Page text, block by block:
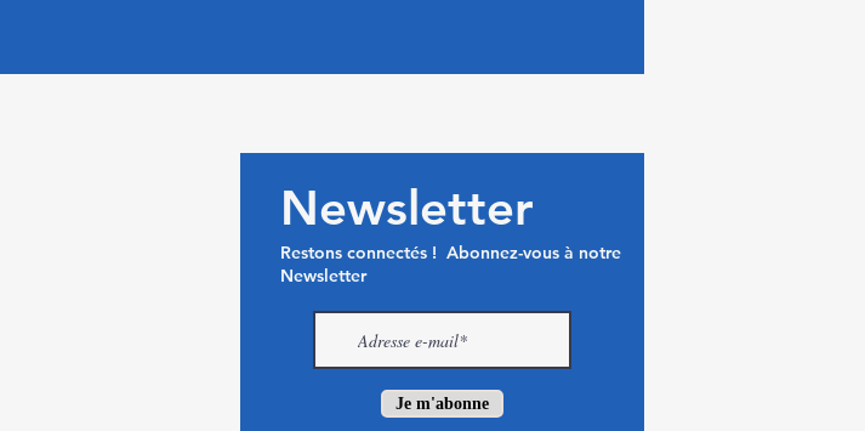
Newsletter
Restons connectés ! Abonnez-vous à notre
Newsletter
Je m'abonne